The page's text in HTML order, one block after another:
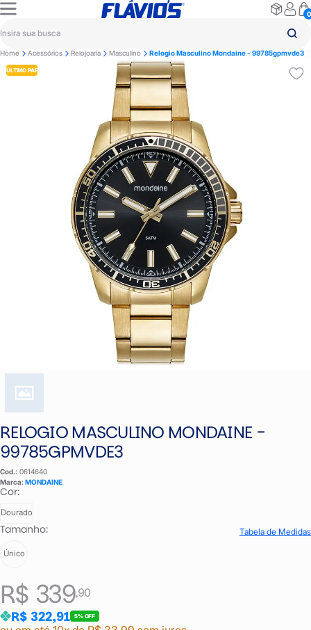
0
Home Acessórios Relojoaria Masculino Relogio Masculino Mondaine - 99785gpmvde3
ÚLTIMO PAR
RELOGIO MASCULINO MONDAINE -
99785GPMVDE3
Cod.: 0614640
Marca: MONDAINE
R$ 339,90
R$ 322,91 5% OFF
Cor:
Dourado
Tamanho: Tabela de Medidas
Único